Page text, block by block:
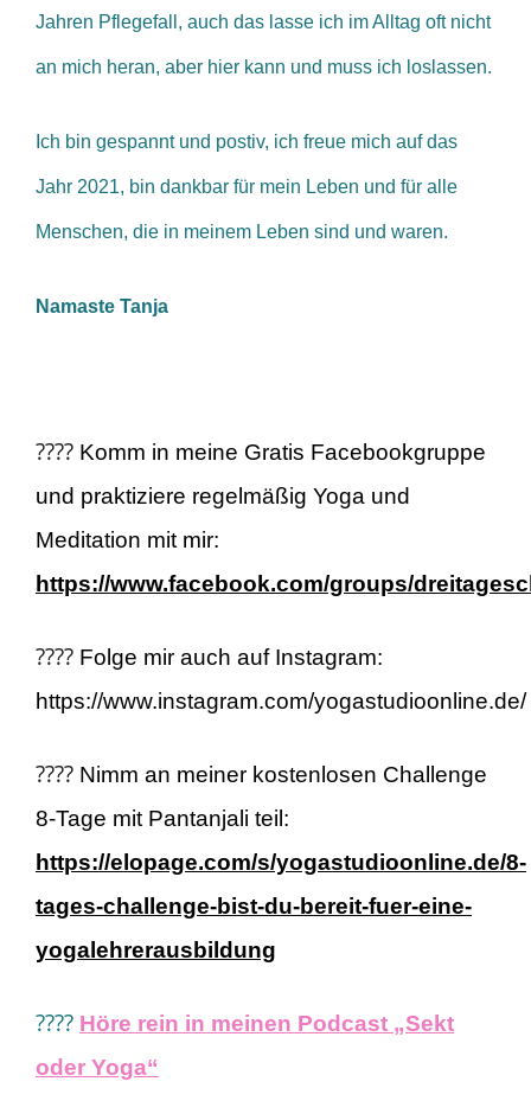
Jahren Pflegefall, auch das lasse ich im Alltag oft nicht
an mich heran, aber hier kann und muss ich loslassen.
Ich bin gespannt und postiv, ich freue mich auf das
Jahr 2021, bin dankbar für mein Leben und für alle
Menschen, die in meinem Leben sind und waren.
Namaste Tanja
???? Komm in meine Gratis Facebookgruppe
und praktiziere regelmäßig Yoga und
Meditation mit mir:
https://www.facebook.com/groups/
???? Folge mir auch auf Instagram:
https://www.instagram.com/yogastudioonline.de/
???? Nimm an meiner kostenlosen Challenge
8-Tage mit Pantanjali teil:
https://elopage.com/s/yogastudioonline.de/8-
tages-challenge-bist-du-bereit-fuer-eine-
yogalehrerausbildung
???? Höre rein in meinen Podcast „Sekt
oder Yoga“